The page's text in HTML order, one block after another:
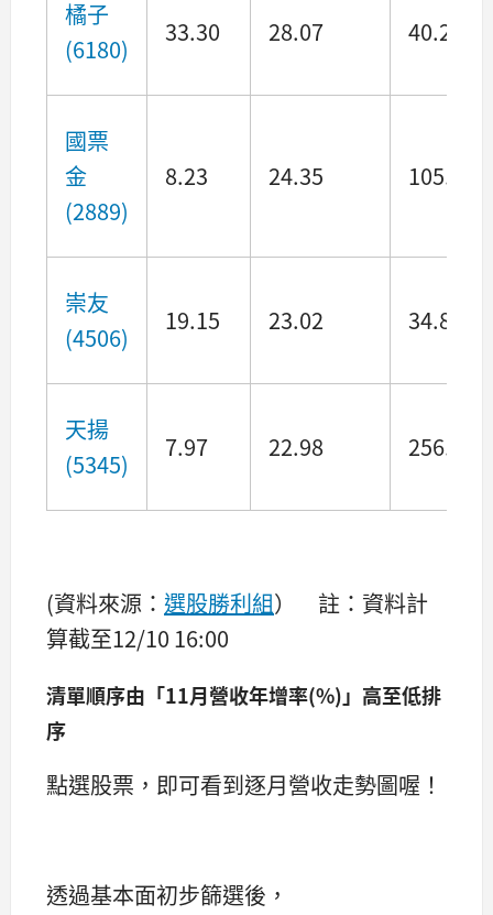
橘子
(6180)
33.30 28.07 40.27
國票
金
(2889)
8.23 24.35 105.22
崇友
(4506)
19.15 23.02 34.83
天揚
(5345)
7.97 22.98 256.34
(資料來源： 選股勝利組） 註：資料計
算截至12/10 16:00
清單順序由「11月營收年增率(%)」高至低排
序
點選股票，即可看到逐月營收走勢圖喔！
透過基本面初步篩選後，